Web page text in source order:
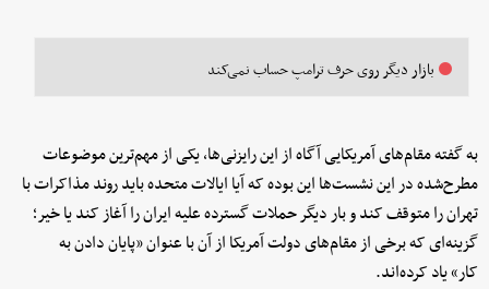
بازار دیگر روی حرف ترامپ حساب نمی‌کند
به گفته مقام‌های آمریکایی آگاه از این رایزنی‌ها، یکی از مهم‌ترین موضوعات
مطرح‌شده در این نشست‌ها این بوده که آیا ایالات متحده باید روند مذاکرات با
تهران را متوقف کند و بار دیگر حملات گسترده علیه ایران را آغاز کند یا خیر؛
گزینه‌ای که برخی از مقام‌های دولت آمریکا از آن با عنوان «پایان دادن به
کار» یاد کرده‌اند.